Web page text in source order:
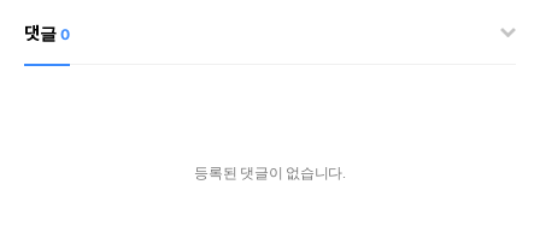
댓글 0
등록된 댓글이 없습니다.